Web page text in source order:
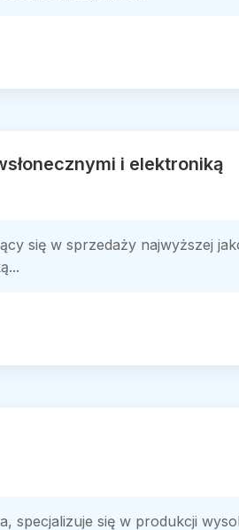
i elektroniką
się w sprzedaży najwyższej
specjalizuje się w produkcji